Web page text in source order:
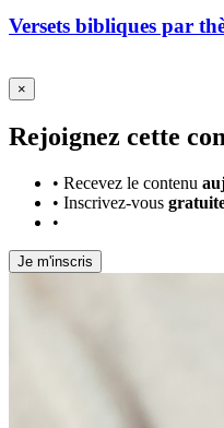
Versets bibliques par
×
Rejoignez cette
• Recevez le contenu
• Inscrivez-vous
•
Je m'inscris